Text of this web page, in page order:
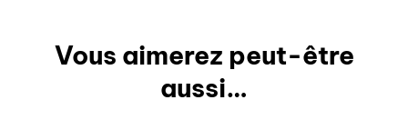
Vous aimerez peut-être
aussi…